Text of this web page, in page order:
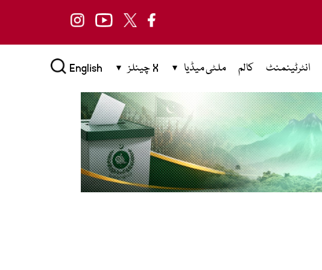
انٹرٹینمنٹ کالم ملٹی میڈیا X چینلز English